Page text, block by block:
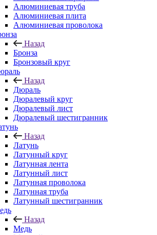
Алюминиевая труба
Алюминиевая плита
Алюминиевая проволока
Назад
Бронза
Бронзовый круг
Назад
Дюраль
Дюралевый круг
Дюралевый лист
Дюралевый шестигранник
Назад
Латунь
Латунный круг
Латунная лента
Латунный лист
Латунная проволока
Латунная труба
Латунный шестигранник
Назад
Медь